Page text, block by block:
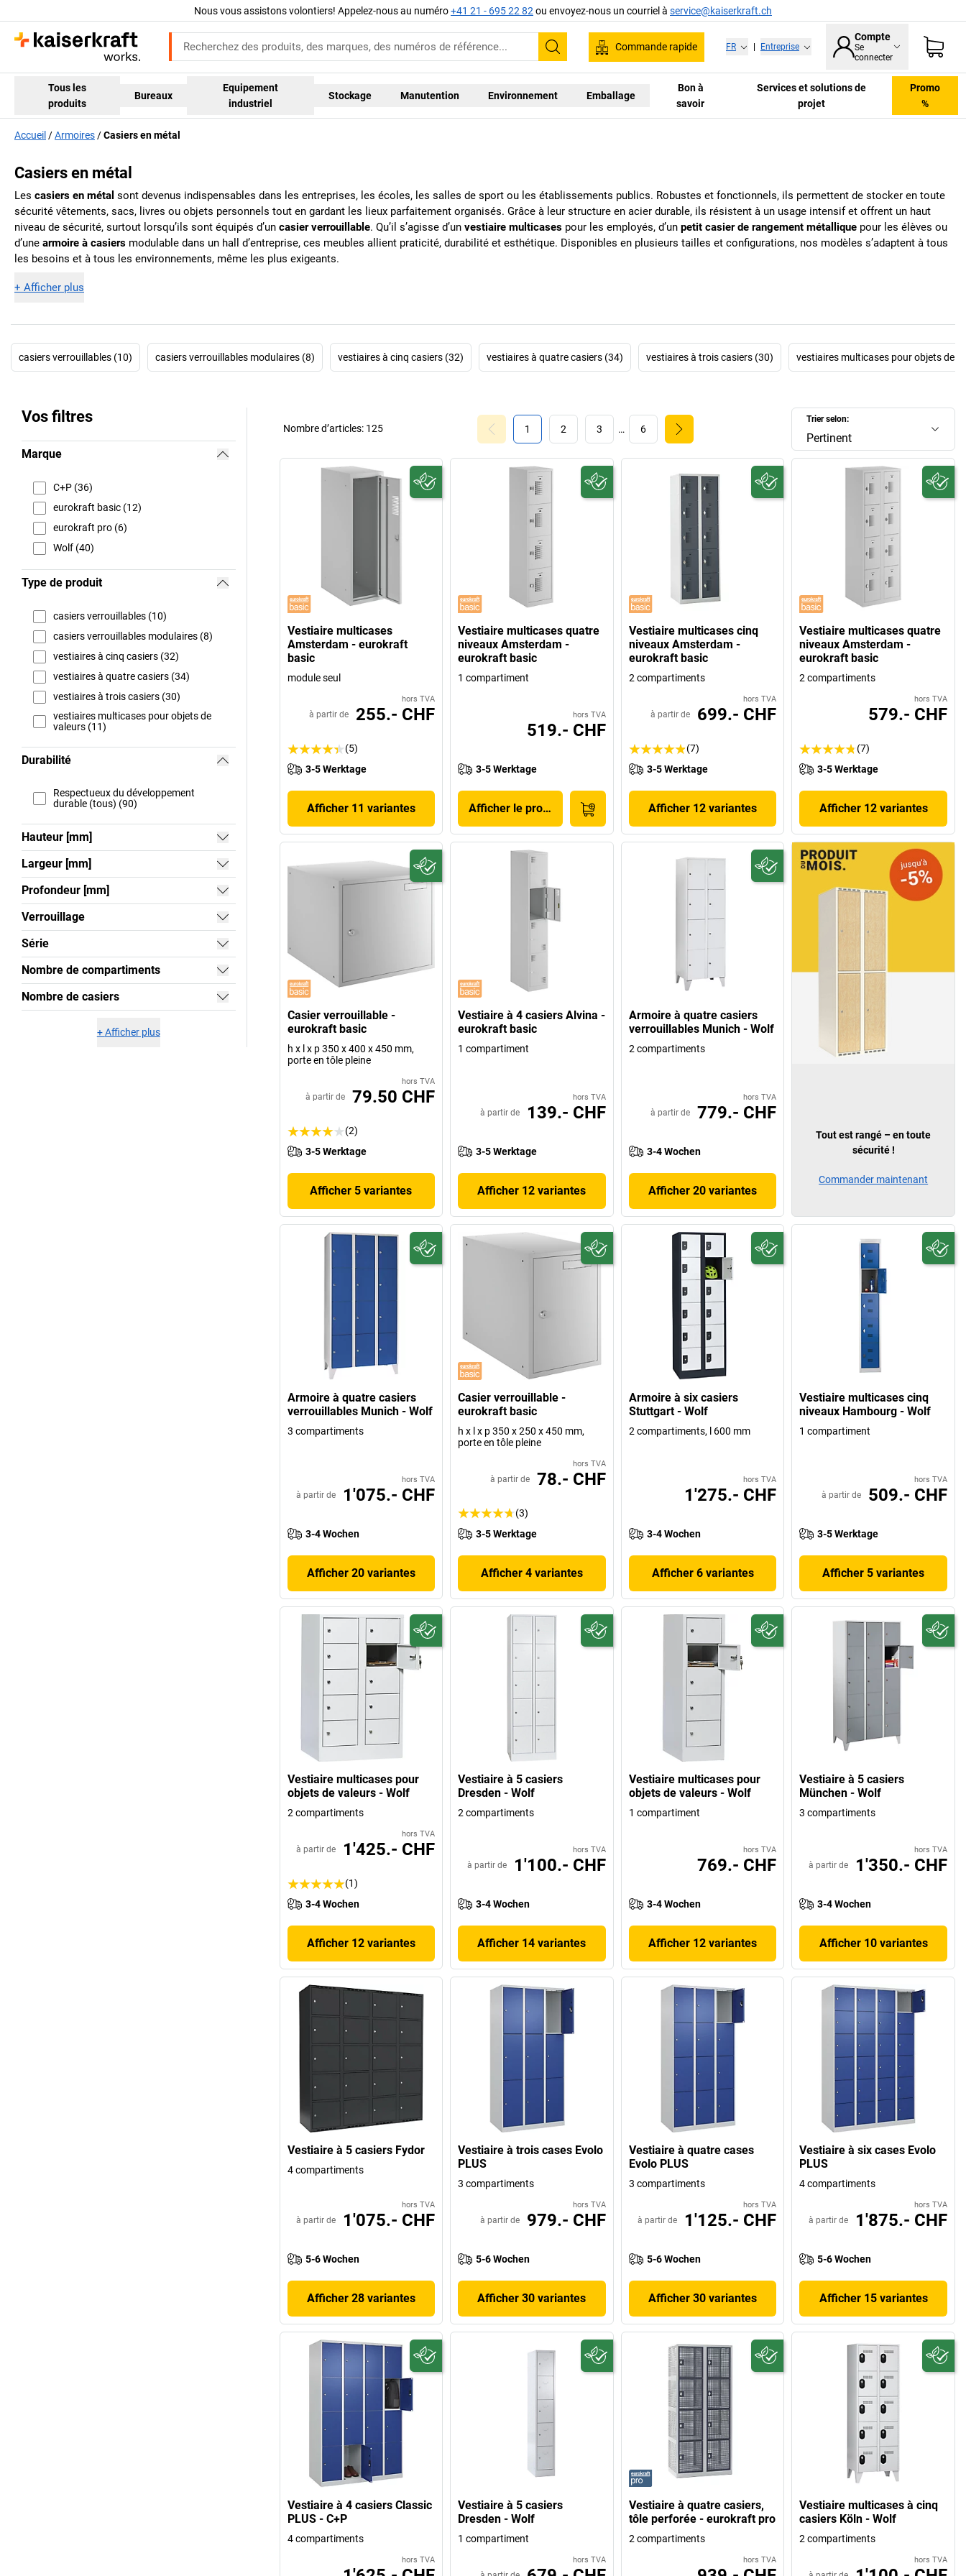
Nous vous assistons volontiers! Appelez-nous au numéro+41 21 - 695 22 82 ou envoyez-nous un courriel à service@kaiserkraft.ch
Recherche
Commande rapide FR Entreprise
Compte
Se
connecter
Tous les
produits
Bureaux
Equipement
industriel
Stockage Manutention Environnement Emballage
Bon à
savoir
Services et solutions de
projet
Promo
%
Accueil Armoires Casiers en métal
Casiers en métal
Les casiers en métal sont devenus indispensables dans les entreprises, les écoles, les salles de sport ou les établissements publics. Robustes et fonctionnels, ils permettent de stocker en toute
sécurité vêtements, sacs, livres ou objets personnels tout en gardant les lieux parfaitement organisés. Grâce à leur structure en acier durable, ils résistent à un usage intensif et offrent un haut
niveau de sécurité, surtout lorsqu’ils sont équipés d’un casier verrouillable. Qu’il s’agisse d’un vestiaire multicases pour les employés, d’un petit casier de rangement métallique pour les élèves ou
d’une armoire à casiers modulable dans un hall d’entreprise, ces meubles allient praticité, durabilité et esthétique. Disponibles en plusieurs tailles et configurations, nos modèles s’adaptent à tous
les besoins et à tous les environnements, même les plus exigeants.
+ Afficher plus
casiers verrouillables (10) casiers verrouillables modulaires (8) vestiaires à cinq casiers (32) vestiaires à quatre casiers (34) vestiaires à trois casiers (30) vestiaires multicases pour objets de
Vos filtres
Marque
C+P (36)
eurokraft basic (12)
eurokraft pro (6)
Wolf (40)
Type de produit
casiers verrouillables (10)
casiers verrouillables modulaires (8)
vestiaires à cinq casiers (32)
vestiaires à quatre casiers (34)
vestiaires à trois casiers (30)
vestiaires multicases pour objets de
valeurs (11)
Durabilité
Respectueux du développement
durable (tous) (90)
Hauteur [mm]
Largeur [mm]
Profondeur [mm]
Verrouillage
Série
Nombre de compartiments
Nombre de casiers
+Afficher plus
Trier selon:
Pertinent
1 2 3 … 6
Nombre d’articles: 125
Vestiaire multicases
Amsterdam - eurokraft
basic
module seul
hors TVA
à partir de 255.- CHF
(5)
3-5 Werktage
Afficher 11 variantes
Vestiaire multicases quatre
niveaux Amsterdam -
eurokraft basic
1 compartiment
hors TVA
519.- CHF
3-5 Werktage
Afficher le produit
Vestiaire multicases cinq
niveaux Amsterdam -
eurokraft basic
2 compartiments
hors TVA
à partir de 699.- CHF
(7)
3-5 Werktage
Afficher 12 variantes
Vestiaire multicases quatre
niveaux Amsterdam -
eurokraft basic
2 compartiments
hors TVA
579.- CHF
(7)
3-5 Werktage
Afficher 12 variantes
Casier verrouillable -
eurokraft basic
h x l x p 350 x 400 x 450 mm,
porte en tôle pleine
hors TVA
à partir de 79.50 CHF
(2)
3-5 Werktage
Afficher 5 variantes
Vestiaire à 4 casiers Alvina -
eurokraft basic
1 compartiment
hors TVA
à partir de 139.- CHF
3-5 Werktage
Afficher 12 variantes
Armoire à quatre casiers
verrouillables Munich - Wolf
2 compartiments
hors TVA
à partir de 779.- CHF
3-4 Wochen
Afficher 20 variantes
Armoire à quatre casiers
verrouillables Munich - Wolf
3 compartiments
hors TVA
à partir de 1'075.- CHF
3-4 Wochen
Afficher 20 variantes
Casier verrouillable -
eurokraft basic
h x l x p 350 x 250 x 450 mm,
porte en tôle pleine
hors TVA
à partir de 78.- CHF
(3)
3-5 Werktage
Afficher 4 variantes
Armoire à six casiers
Stuttgart - Wolf
2 compartiments, l 600 mm
hors TVA
1'275.- CHF
3-4 Wochen
Afficher 6 variantes
Vestiaire multicases cinq
niveaux Hambourg - Wolf
1 compartiment
hors TVA
à partir de 509.- CHF
3-5 Werktage
Afficher 5 variantes
Vestiaire multicases pour
objets de valeurs - Wolf
2 compartiments
hors TVA
à partir de 1'425.- CHF
(1)
3-4 Wochen
Afficher 12 variantes
Vestiaire à 5 casiers
Dresden - Wolf
2 compartiments
hors TVA
à partir de 1'100.- CHF
3-4 Wochen
Afficher 14 variantes
Vestiaire multicases pour
objets de valeurs - Wolf
1 compartiment
hors TVA
769.- CHF
3-4 Wochen
Afficher 12 variantes
Vestiaire à 5 casiers
München - Wolf
3 compartiments
hors TVA
à partir de 1'350.- CHF
3-4 Wochen
Afficher 10 variantes
Vestiaire à 5 casiers Fydor
4 compartiments
hors TVA
à partir de 1'075.- CHF
5-6 Wochen
Afficher 28 variantes
Vestiaire à trois cases Evolo
PLUS
3 compartiments
hors TVA
à partir de 979.- CHF
5-6 Wochen
Afficher 30 variantes
Vestiaire à quatre cases
Evolo PLUS
3 compartiments
hors TVA
à partir de 1'125.- CHF
5-6 Wochen
Afficher 30 variantes
Vestiaire à six cases Evolo
PLUS
4 compartiments
hors TVA
à partir de 1'875.- CHF
5-6 Wochen
Afficher 15 variantes
Vestiaire à 4 casiers Classic
PLUS - C+P
4 compartiments
hors TVA
Vestiaire à 5 casiers
Dresden - Wolf
1 compartiment
hors TVA
Vestiaire à quatre casiers,
tôle perforée - eurokraft pro
2 compartiments
hors TVA
Vestiaire multicases à cinq
casiers Köln - Wolf
2 compartiments
hors TVA
Tout est rangé – en toute
sécurité !
Commander maintenant